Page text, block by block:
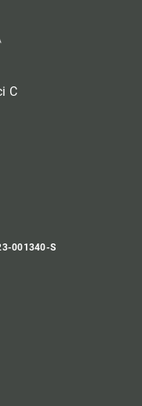
C
001340-S